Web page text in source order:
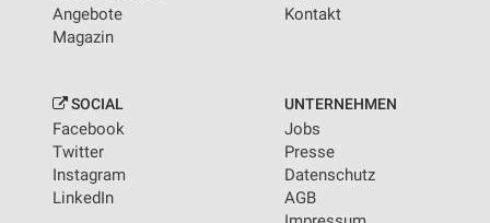
Angebote
Magazin
Kontakt
SOCIAL
Facebook
Twitter
Instagram
LinkedIn
UNTERNEHMEN
Jobs
Presse
Datenschutz
AGB